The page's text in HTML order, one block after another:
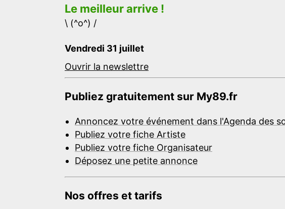
Le meilleur arrive !
\ (^o^) /
Vendredi 31 juillet
Ouvrir la newslettre
Publiez gratuitement sur My89.fr
Annoncez votre événement dans l'Agenda des
Publiez votre fiche Artiste
Publiez votre fiche Organisateur
Déposez une petite annonce
Nos offres et tarifs